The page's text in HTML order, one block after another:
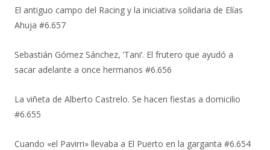
El antiguo campo del Racing y la iniciativa solidaria de Elías
Ahuja #6.657
Sebastián Gómez Sánchez, ‘Tani’. El frutero que ayudó a
sacar adelante a once hermanos #6.656
La viñeta de Alberto Castrelo. Se hacen fiestas a domicilio
#6.655
Cuando «el Pavirri» llevaba a El Puerto en la garganta #6.654